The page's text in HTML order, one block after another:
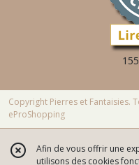
Copyright Pierres et Fantaisies.
eProShopping
Afin de vous offrir une
utilisons des cookies